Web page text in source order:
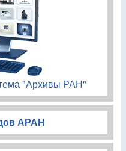
"Архивы РАН"
АРАН